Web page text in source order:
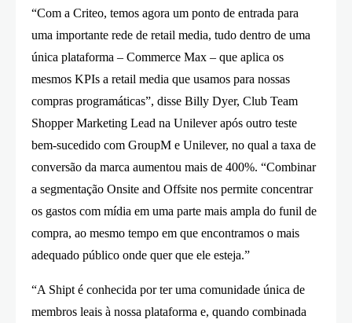
“Com a Criteo, temos agora um ponto de entrada para
uma importante rede de retail media, tudo dentro de uma
única plataforma – Commerce Max – que aplica os
mesmos KPIs a retail media que usamos para nossas
compras programáticas”, disse Billy Dyer, Club Team
Shopper Marketing Lead na Unilever após outro teste
bem-sucedido com GroupM e Unilever, no qual a taxa de
conversão da marca aumentou mais de 400%. “Combinar
a segmentação Onsite and Offsite nos permite concentrar
os gastos com mídia em uma parte mais ampla do funil de
compra, ao mesmo tempo em que encontramos o mais
adequado público onde quer que ele esteja.”
“A Shipt é conhecida por ter uma comunidade única de
membros leais à nossa plataforma e, quando combinada